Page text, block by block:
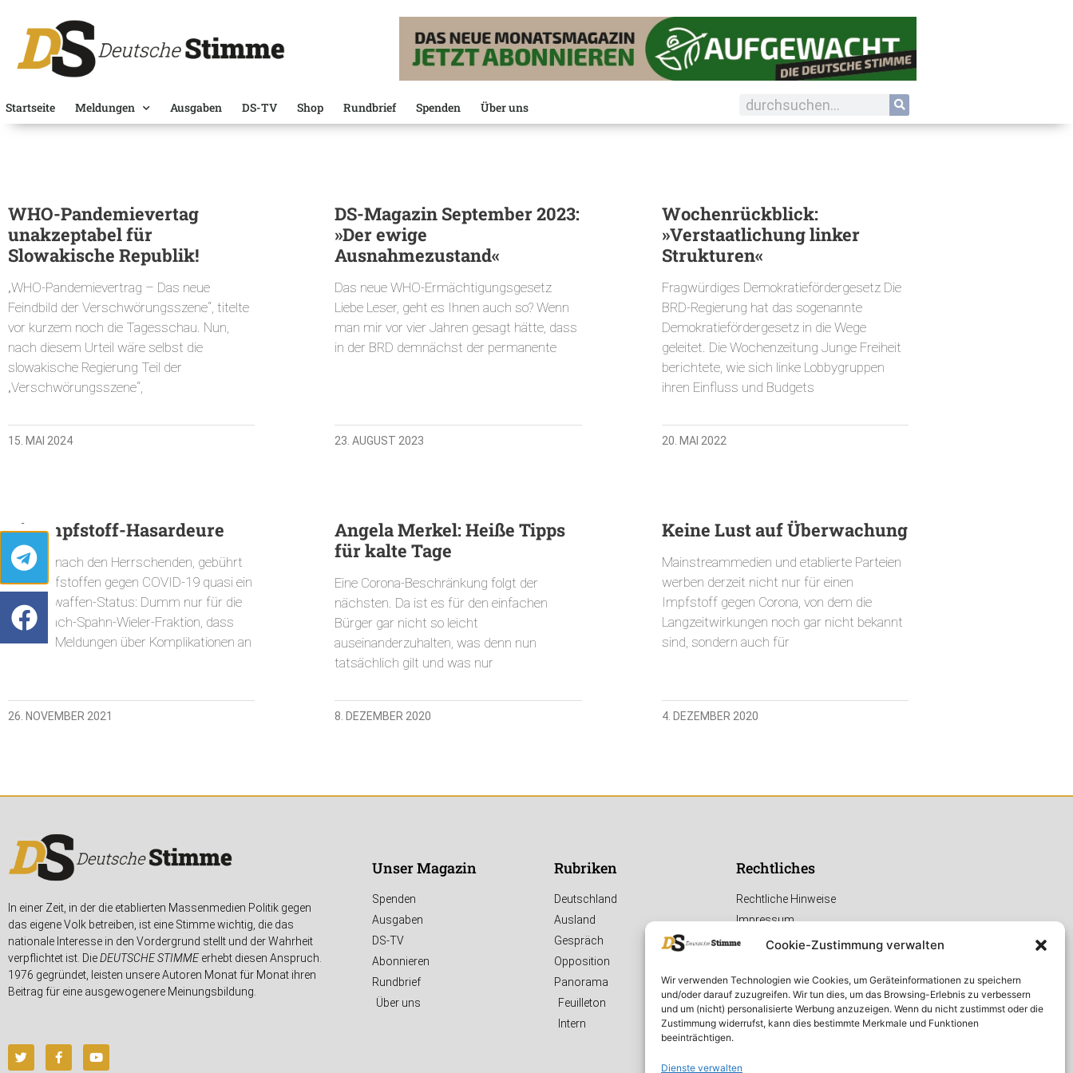
Cookie-Zustimmung verwalten
Wir verwenden Technologien wie Cookies, um Geräteinformationen zu speichern
und/oder darauf zuzugreifen. Wir tun dies, um das Browsing-Erlebnis zu verbessern
und um (nicht) personalisierte Werbung anzuzeigen. Wenn du nicht zustimmst oder die
Zustimmung widerrufst, kann dies bestimmte Merkmale und Funktionen
beeinträchtigen.
Dienste verwalten
Startseite Meldungen Ausgaben DS-TV Shop Rundbrief Spenden Über uns
WHO-Pandemievertag
unakzeptabel für
Slowakische Republik!
„WHO-Pandemievertrag – Das neue
Feindbild der Verschwörungsszene“, titelte
vor kurzem noch die Tagesschau. Nun,
nach diesem Urteil wäre selbst die
slowakische Regierung Teil der
„Verschwörungsszene“,
15. MAI 2024
DS-Magazin September 2023:
»Der ewige
Ausnahmezustand«
Das neue WHO-Ermächtigungsgesetz
Liebe Leser, geht es Ihnen auch so? Wenn
man mir vor vier Jahren gesagt hätte, dass
in der BRD demnächst der permanente
23. AUGUST 2023
Wochenrückblick:
»Verstaatlichung linker
Strukturen«
Fragwürdiges Demokratiefördergesetz Die
BRD-Regierung hat das sogenannte
Demokratiefördergesetz in die Wege
geleitet. Die Wochenzeitung Junge Freiheit
berichtete, wie sich linke Lobbygruppen
ihren Einfluss und Budgets
20. MAI 2022
Die Impfstoff-Hasardeure
Geht es nach den Herrschenden, gebührt
den Impfstoffen gegen COVID-19 quasi ein
Wunderwaffen-Status: Dumm nur für die
Lauterbach-Spahn-Wieler-Fraktion, dass
sich die Meldungen über Komplikationen an
26. NOVEMBER 2021
Angela Merkel: Heiße Tipps
für kalte Tage
Eine Corona-Beschränkung folgt der
nächsten. Da ist es für den einfachen
Bürger gar nicht so leicht
auseinanderzuhalten, was denn nun
tatsächlich gilt und was nur
8. DEZEMBER 2020
Keine Lust auf Überwachung
Mainstreammedien und etablierte Parteien
werben derzeit nicht nur für einen
Impfstoff gegen Corona, von dem die
Langzeitwirkungen noch gar nicht bekannt
sind, sondern auch für
4. DEZEMBER 2020
In einer Zeit, in der die etablierten Massenmedien Politik gegen
das eigene Volk betreiben, ist eine Stimme wichtig, die das
nationale Interesse in den Vordergrund stellt und der Wahrheit
verpflichtet ist. DieDEUTSCHE STIMMEerhebt diesen Anspruch.
1976 gegründet, leisten unsere Autoren Monat für Monat ihren
Beitrag für eine ausgewogenere Meinungsbildung.
Unser Magazin
Spenden
Ausgaben
DS-TV
Abonnieren
Rundbrief
Über uns
Rubriken
Deutschland
Ausland
Gespräch
Opposition
Panorama
Feuilleton
Intern
Rechtliches
Rechtliche Hinweise
Impressum
Datenschutzerklärung